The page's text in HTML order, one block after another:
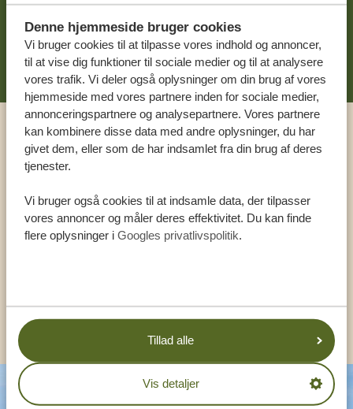
Denne hjemmeside bruger cookies
Vi bruger cookies til at tilpasse vores indhold og annoncer,
til at vise dig funktioner til sociale medier og til at analysere
vores trafik. Vi deler også oplysninger om din brug af vores
hjemmeside med vores partnere inden for sociale medier,
annonceringspartnere og analysepartnere. Vores partnere
kan kombinere disse data med andre oplysninger, du har
givet dem, eller som de har indsamlet fra din brug af deres
tjenester.
Vi bruger også cookies til at indsamle data, der tilpasser
vores annoncer og måler deres effektivitet. Du kan finde
flere oplysninger i Googles privatlivspolitik.
Tillad alle
Vis detaljer
DIN DRØMMEREJSE VENTER – START
PLANLÆGNINGEN NU
Ring til en ekspert
VORES SPECIALISTER SIDDER KLAR TIL AT
HJÆLPE DIG
KONTAKT OS